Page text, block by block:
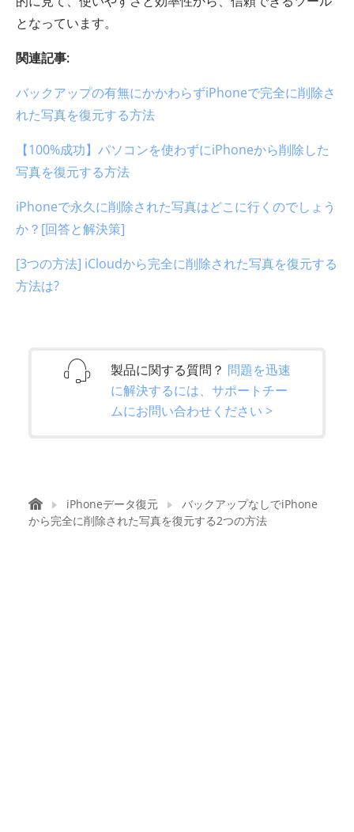
となっています。
関連記事:
バックアップの有無にかかわらずiPhoneで完全に削除さ
れた写真を復元する方法
【100%成功】パソコンを使わずにiPhoneから削除した
写真を復元する方法
iPhoneで永久に削除された写真はどこに行くのでしょう
か？[回答と解決策]
[3つの方法] iCloudから完全に削除された写真を復元する
方法は?
製品に関する質問？ 問題を迅速
に解決するには、サポートチー
ムにお問い合わせください >
iPhoneデータ復元
バックアップなしでiPhone
から完全に削除された写真を復元する2つの方法